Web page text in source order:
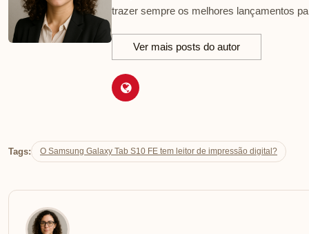
trazer sempre os melhores lançamentos
Ver mais posts do autor
Tags: O Samsung Galaxy Tab S10 FE tem leitor de impressão digital?